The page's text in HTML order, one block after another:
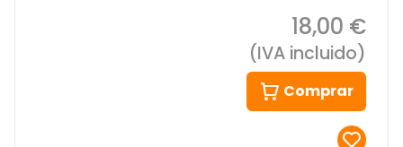
18,00 €
(IVA incluido)
Comprar